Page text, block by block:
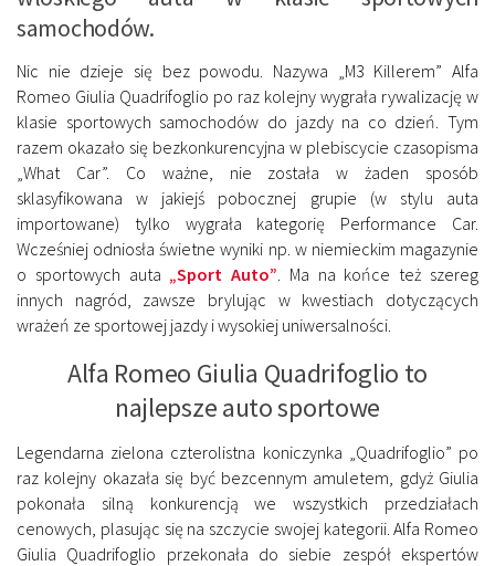
samochodów.
Nic nie dzieje się bez powodu. Nazywa „M3 Killerem” Alfa
Romeo Giulia Quadrifoglio po raz kolejny wygrała rywalizację w
klasie sportowych samochodów do jazdy na co dzień. Tym
razem okazało się bezkonkurencyjna w plebiscycie czasopisma
„What Car”. Co ważne, nie została w żaden sposób
sklasyfikowana w jakiejś pobocznej grupie (w stylu auta
importowane) tylko wygrała kategorię Performance Car.
Wcześniej odniosła świetne wyniki np. w niemieckim magazynie
o sportowych auta „Sport Auto” . Ma na końce też szereg
innych nagród, zawsze brylując w kwestiach dotyczących
wrażeń ze sportowej jazdy i wysokiej uniwersalności.
Alfa Romeo Giulia Quadrifoglio to
najlepsze auto sportowe
Legendarna zielona czterolistna koniczynka „Quadrifoglio” po
raz kolejny okazała się być bezcennym amuletem, gdyż Giulia
pokonała silną konkurencją we wszystkich przedziałach
cenowych, plasując się na szczycie swojej kategorii. Alfa Romeo
Giulia Quadrifoglio przekonała do siebie zespół ekspertów